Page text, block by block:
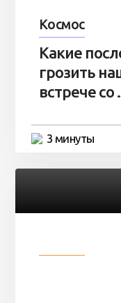
Космос
Какие
грозить
встрече со
3 минуты